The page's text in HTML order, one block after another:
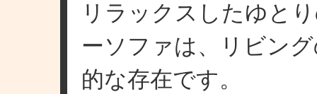
リラックスしたゆと
ーソファは、リビン
的な存在です。